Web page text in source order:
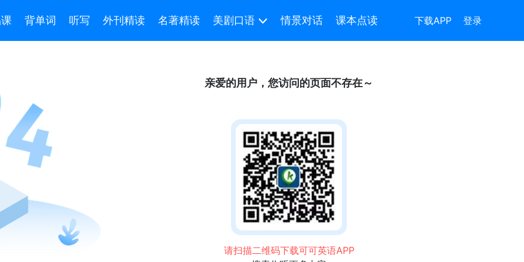
背单词 听写 外刊精读 名著精读 美剧口语 情景对话 课本点读 下载APP 登录
亲爱的用户，您访问的页面不存在～
请扫描二维码下载可可英语APP